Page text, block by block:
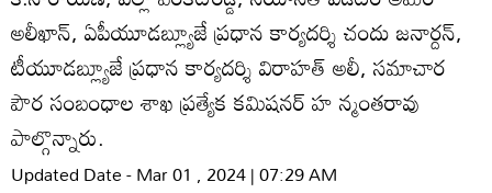
అలీఖాన్‌, ఏపీయూడబ్ల్యూజే ప్రధాన కార్యదర్శి చందు జనార్దన్‌,
టీయూడబ్ల్యూజే ప్రధాన కార్యదర్శి విరాహత్‌ అలీ, సమాచార
పౌర సంబంధాల శాఖ ప్రత్యేక కమిషనర్‌ హ న్మంతరావు
పాల్గొన్నారు.
Updated Date - Mar 01 , 2024 | 07:29 AM